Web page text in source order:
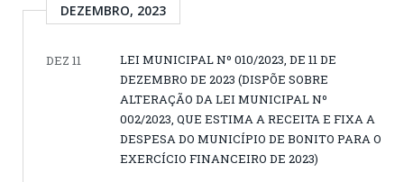
DEZEMBRO, 2023
DEZ 11
LEI MUNICIPAL Nº 010/2023, DE 11 DE
DEZEMBRO DE 2023 (DISPÕE SOBRE
ALTERAÇÃO DA LEI MUNICIPAL Nº
002/2023, QUE ESTIMA A RECEITA E FIXA A
DESPESA DO MUNICÍPIO DE BONITO PARA O
EXERCÍCIO FINANCEIRO DE 2023)